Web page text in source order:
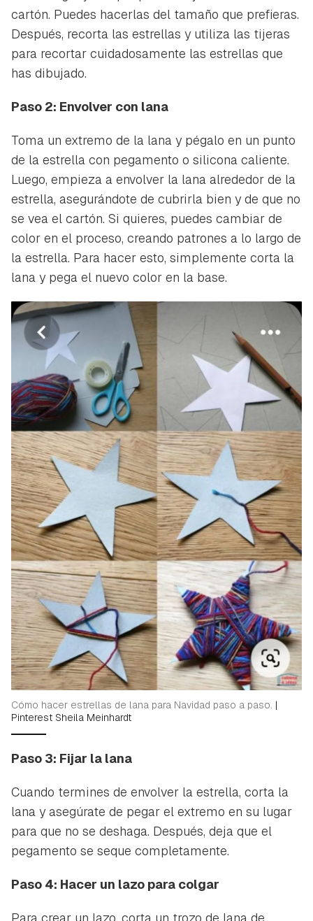
cartón. Puedes hacerlas del tamaño que prefieras.
Después, recorta las estrellas y utiliza las tijeras
para recortar cuidadosamente las estrellas que
has dibujado.
Paso 2: Envolver con lana
Toma un extremo de la lana y pégalo en un punto
de la estrella con pegamento o silicona caliente.
Luego, empieza a envolver la lana alrededor de la
estrella, asegurándote de cubrirla bien y de que no
se vea el cartón. Si quieres, puedes cambiar de
color en el proceso, creando patrones a lo largo de
la estrella. Para hacer esto, simplemente corta la
lana y pega el nuevo color en la base.
Cómo hacer estrellas de lana para Navidad paso a paso. |
Pinterest Sheila Meinhardt
Paso 3: Fijar la lana
Cuando termines de envolver la estrella, corta la
lana y asegúrate de pegar el extremo en su lugar
para que no se deshaga. Después, deja que el
pegamento se seque completamente.
Paso 4: Hacer un lazo para colgar